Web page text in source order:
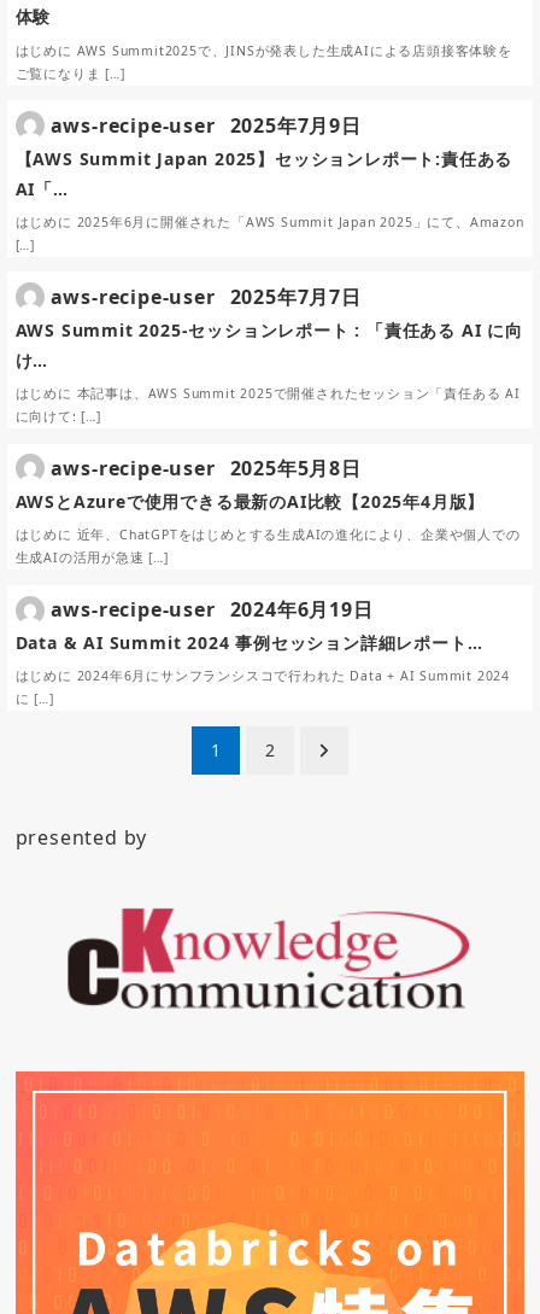
体験
はじめに AWS Summit2025で、JINSが発表した生成AIによる店頭接客体験を
ご覧になりま […]
【AWS Summit Japan 2025】セッションレポート:責任ある
AI「…
はじめに 2025年6月に開催された「AWS Summit Japan 2025」にて、Amazon
[…]
aws-recipe-user 2025年7月9日
AWS Summit 2025-セッションレポート : 「責任ある AI に向
け…
はじめに 本記事は、AWS Summit 2025で開催されたセッション「責任ある AI
に向けて: […]
aws-recipe-user 2025年7月7日
AWSとAzureで使用できる最新のAI比較【2025年4月版】
はじめに 近年、ChatGPTをはじめとする生成AIの進化により、企業や個人での
生成AIの活用が急速 […]
aws-recipe-user 2025年5月8日
Data & AI Summit 2024 事例セッション詳細レポート…
はじめに 2024年6月にサンフランシスコで行われた Data + AI Summit 2024
に […]
aws-recipe-user 2024年6月19日
ビ
1 2
presented by